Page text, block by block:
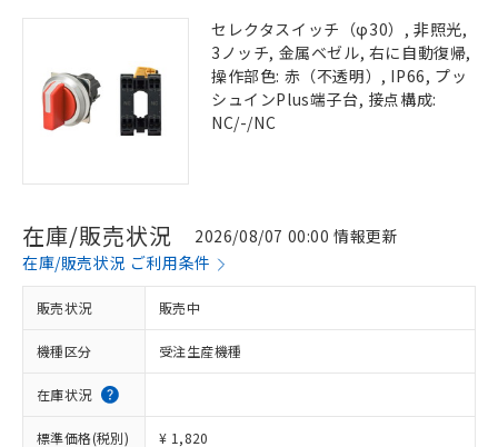
セレクタスイッチ（φ30）, 非照光,
3ノッチ, 金属ベゼル, 右に自動復帰,
操作部色: 赤（不透明）, IP66, プッ
シュインPlus端子台, 接点構成:
NC/-/NC
在庫/販売状況
2026/08/07 00:00 情報更新
在庫/販売状況 ご利用条件
販売状況 販売中
機種区分 受注生産機種
在庫状況
標準価格(税別) ¥ 1,820